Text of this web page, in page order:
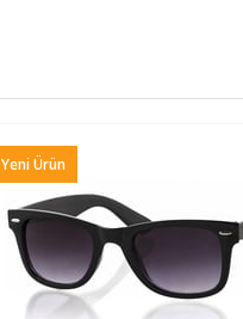
Yeni Ürün